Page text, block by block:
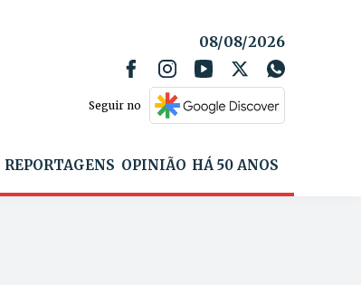
08/08/2026
Seguir no
REPORTAGENS OPINIÃO HÁ 50 ANOS